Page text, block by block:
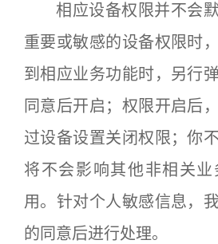
相应设备权限并不会默
重要或敏感的设备权限时
到相应业务功能时，另行
同意后开启；权限开启后
过设备设置关闭权限；你
将不会影响其他非相关
用。针对个人敏感信息，
的同意后进行处理。